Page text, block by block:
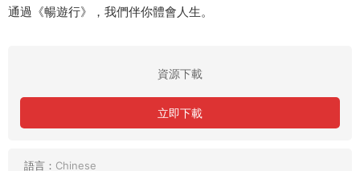
通過《暢遊行》，我們伴你體會人生。
資源下載
立即下載
語言： Chinese